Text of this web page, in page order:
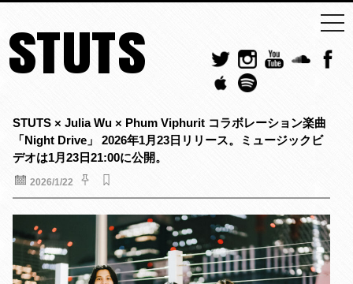
STUTS
STUTS × Julia Wu × Phum Viphurit コラボレーション楽曲
「Night Drive」 2026年1月23日リリース。ミュージックビ
デオは1月23日21:00に公開。
2026/1/22